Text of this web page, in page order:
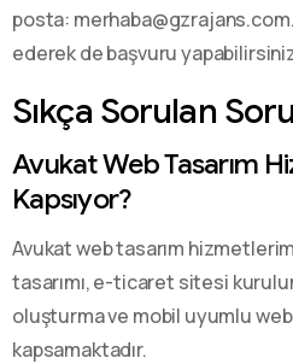
posta:
ederek de başvuru
Sıkça Sorulan
Avukat Web Tasarım
Kapsıyor?
Avukat web tasarım
tasarımı, e-ticaret sitesi
oluşturma ve mobil uyumlu
kapsamaktadır.